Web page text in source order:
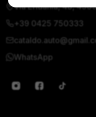
Via Eridania, 48,
+39 0425 750333
WhatsApp